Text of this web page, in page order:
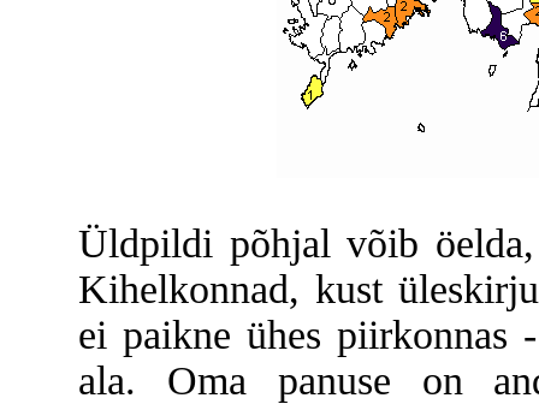
Üldpildi põhjal võib
Kihelkonnad, kust
ei paikne ühes
ala. Oma panuse on